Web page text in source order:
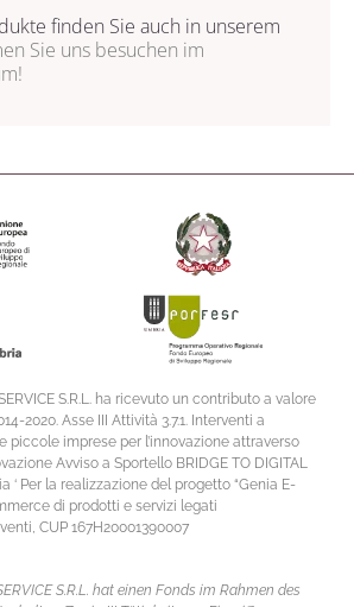
finden Sie auch in unserem
Sie uns besuchen im
S.R.L. ha ricevuto un contributo a valore
2020. Asse III Attività 3.7.1. Interventi a
piccole imprese per l’innovazione attraverso
Avviso a Sportello BRIDGE TO DIGITAL
‘ Per la realizzazione del progetto “Genia E-
di prodotti e servizi legati
CUP 167H20001390007
S.R.L. hat einen Fonds im Rahmen des